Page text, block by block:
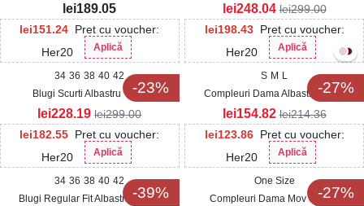
lei151.24 Pret cu voucher:
Her20
Aplică
lei189.05
lei198.43 Pret cu voucher:
Her20
Aplică
lei248.04 lei299.00
-23%
34 36 38 40 42
Blugi Scurti Albastru Tesia
lei182.55 Pret cu voucher:
Her20
Aplică
lei228.19 lei299.00
-27%
S M L
Compleuri Dama Albastru Ayara
lei123.86 Pret cu voucher:
Her20
Aplică
lei154.82 lei214.36
-39%
34 36 38 40 42
Blugi Regular Fit Albastri Sakshi
-27%
One Size
Compleuri Dama Mov Savyra